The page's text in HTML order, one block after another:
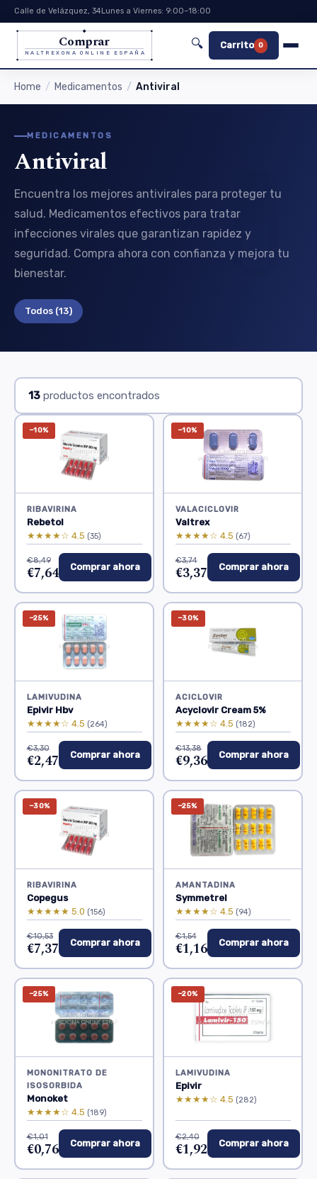
Calle de Velázquez, 34Lunes a Viernes: 9:00–18:00
Comprar
NALTREXONA ONLINE ESPAÑA
🔍 Carrito 0
Home Medicamentos Antiviral
MEDICAMENTOS
Antiviral
Encuentra los mejores antivirales para proteger tu
salud. Medicamentos efectivos para tratar
infecciones virales que garantizan rapidez y
seguridad. Compra ahora con confianza y mejora tu
bienestar.
Todos (13)
13 productos encontrados
−10%
RIBAVIRINA
Rebetol
★★★★☆ 4.5 (35)
€8,49
€7,64 Comprar ahora
−10%
VALACICLOVIR
Valtrex
★★★★☆ 4.5 (67)
€3,74
€3,37 Comprar ahora
−25%
LAMIVUDINA
Epivir Hbv
★★★★☆ 4.5 (264)
€3,30
€2,47 Comprar ahora
−30%
ACICLOVIR
Acyclovir Cream 5%
★★★★☆ 4.5 (182)
€13,38
€9,36 Comprar ahora
−30%
RIBAVIRINA
Copegus
★★★★★ 5.0 (156)
€10,53
€7,37 Comprar ahora
−25%
AMANTADINA
Symmetrel
★★★★☆ 4.5 (94)
€1,54
€1,16 Comprar ahora
−25%
MONONITRATO DE
ISOSORBIDA
Monoket
★★★★☆ 4.5 (189)
€1,01
€0,76 Comprar ahora
−20%
LAMIVUDINA
Epivir
★★★★☆ 4.5 (282)
€2,40
€1,92 Comprar ahora